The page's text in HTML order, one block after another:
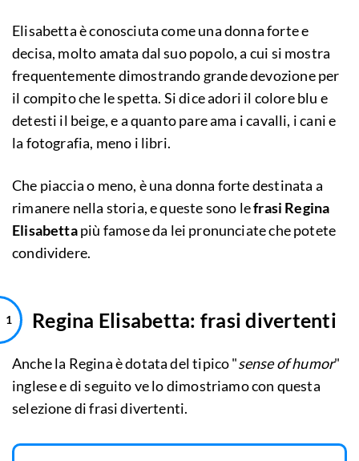
Elisabetta è conosciuta come una donna forte e
decisa, molto amata dal suo popolo, a cui si mostra
frequentemente dimostrando grande devozione per
il compito che le spetta. Si dice adori il colore blu e
detesti il beige, e a quanto pare ama i cavalli, i cani e
la fotografia, meno i libri.
Che piaccia o meno, è una donna forte destinata a
rimanere nella storia, e queste sono lefrasi Regina
Elisabettapiù famose da lei pronunciate che potete
condividere.
Regina Elisabetta: frasi divertenti
Anche la Regina è dotata del tipico "sense of humor"
inglese e di seguito ve lo dimostriamo con questa
selezione di frasi divertenti.